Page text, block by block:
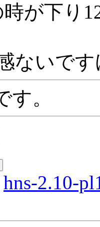
が下り
ないで
す。
hns-2.10-